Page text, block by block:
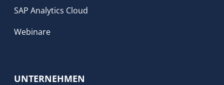
SAP Analytics Cloud
Webinare
UNTERNEHMEN